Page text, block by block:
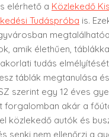
elérhető a Közlekedő
Tudáspróba is.
amik élethűen,
tudás
táblák megtanulása
szerint egy 12 éves
forgalomban akár a
közlekedő autók és
senki nem ellenőrzi a